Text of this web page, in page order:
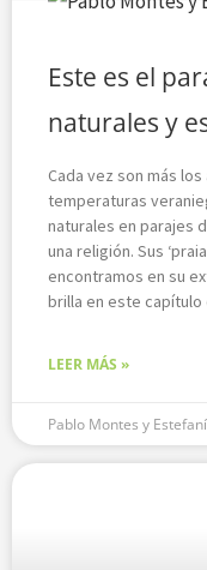
Este es el
naturales y
Cada vez son más
temperaturas
naturales en parajes
una religión. Sus
encontramos en su
brilla en este capítulo
LEER MÁS »
Pablo Montes y